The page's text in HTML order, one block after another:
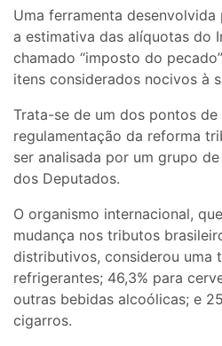
Uma ferramenta
a estimativa das alíquotas do
chamado “imposto do
itens considerados nocivos à
Trata-se de um dos pontos
regulamentação da reforma
ser analisada por um grupo
dos Deputados.
O organismo internacional,
mudança nos tributos
distributivos, considerou uma
refrigerantes; 46,3% para
outras bebidas alcoólicas; e
cigarros.